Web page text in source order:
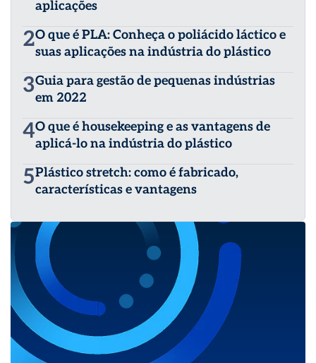
aplicações
2O que é PLA: Conheça o poliácido láctico e
suas aplicações na indústria do plástico
3Guia para gestão de pequenas indústrias
em 2022
4O que é housekeeping e as vantagens de
aplicá-lo na indústria do plástico
5Plástico stretch: como é fabricado,
características e vantagens